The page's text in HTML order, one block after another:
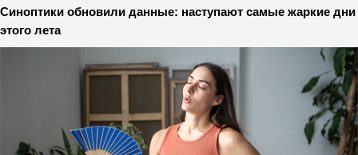
Синоптики обновили данные: наступают самые жаркие дни
этого лета